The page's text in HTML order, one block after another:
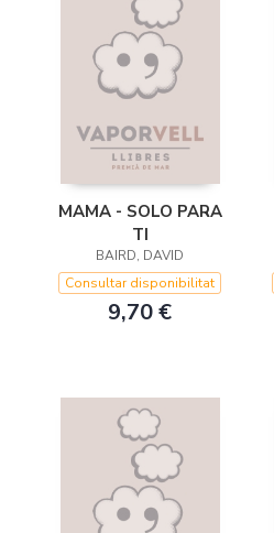
MAMA - SOLO PARA
TI
BAIRD, DAVID
Consultar disponibilitat
9,70 €